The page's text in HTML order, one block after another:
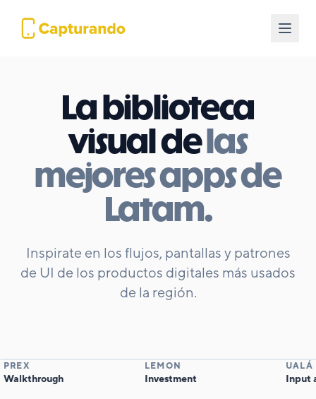
La biblioteca
visual delas
mejores apps de
Latam.
Inspirate en los flujos, pantallas y patrones
de UI de los productos digitales más usados
de la región.
LEMON
Investment
UALÁ
Input